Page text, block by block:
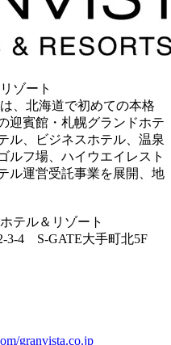
ゾート
、北海道で初めての本格
迎賓館・札幌グランドホテ
ル、ビジネスホテル、温泉
ルフ場、ハイウエイレスト
ル運営受託事業を展開、地
テル＆リゾート
3-4 S-GATE大手町北5F
granvista.co.jp